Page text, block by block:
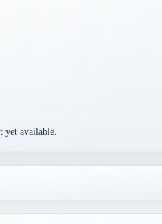
yet available.